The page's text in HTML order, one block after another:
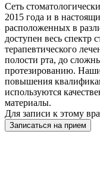
Сеть
2015 года и в
расположенных в
доступен весь спектр
терапевтического
полости рта, до
протезированию.
повышения
используются
материалы.
Для записи к этому
Записаться на прием